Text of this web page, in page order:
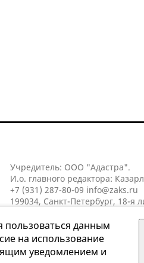
Учредитель: ООО "Адастра".
И.о. главного редактора:
+7 (931) 287-80-09 info@zaks.ru
199034, Санкт-Петербург, 18-я
пользоваться данным
на использование
уведомлением и